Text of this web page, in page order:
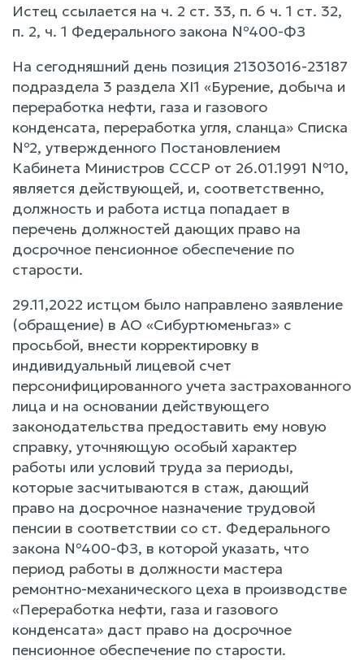
Истец ссылается на ч. 2 ст. 33, п. 6 ч. 1 ст. 32,
п. 2, ч. 1 Федерального закона №400-ФЗ
На сегодняшний день позиция 21303016-23187
подраздела 3 раздела XI1 «Бурение, добыча и
переработка нефти, газа и газового
конденсата, переработка угля, сланца» Списка
№2, утвержденного Постановлением
Кабинета Министров СССР от 26.01.1991 №10,
является действующей, и, соответственно,
должность и работа истца попадает в
перечень должностей дающих право на
досрочное пенсионное обеспечение по
старости.
29.11,2022 истцом было направлено заявление
(обращение) в АО «Сибуртюменьгаз» с
просьбой, внести корректировку в
индивидуальный лицевой счет
персонифицированного учета застрахованного
лица и на основании действующего
законодательства предоставить ему новую
справку, уточняющую особый характер
работы или условий труда за периоды,
которые засчитываются в стаж, дающий
право на досрочное назначение трудовой
пенсии в соответствии со ст. Федерального
закона №400-ФЗ, в которой указать, что
период работы в должности мастера
ремонтно-механического цеха в производстве
«Переработка нефти, газа и газового
конденсата» даст право на досрочное
пенсионное обеспечение по старости.